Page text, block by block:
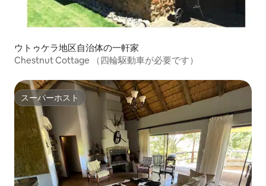
ウトゥケラ地区自治体の一軒家
Chestnut Cottage （四輪駆動車が必要です）
スーパーホスト
スーパーホスト